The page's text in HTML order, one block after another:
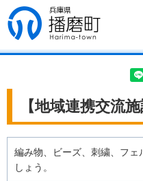
兵庫県 播磨
町
【地域連携交流
編み物、ビーズ、刺繍、フェ
しょう。